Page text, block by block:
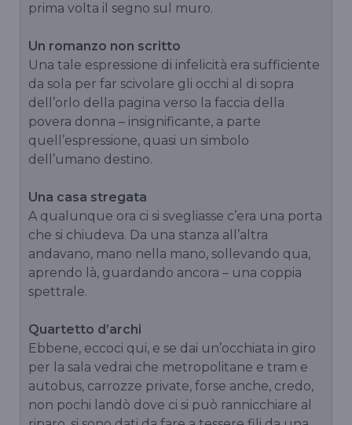
prima volta il segno sul muro.
Un romanzo non scritto
Una tale espressione di infelicità era sufficiente
da sola per far scivolare gli occhi al di sopra
dell’orlo della pagina verso la faccia della
povera donna – insignificante, a parte
quell’espressione, quasi un simbolo
dell’umano destino.
Una casa stregata
A qualunque ora ci si svegliasse c’era una porta
che si chiudeva. Da una stanza all’altra
andavano, mano nella mano, sollevando qua,
aprendo là, guardando ancora – una coppia
spettrale.
Quartetto d’archi
Ebbene, eccoci qui, e se dai un’occhiata in giro
per la sala vedrai che metropolitane e tram e
autobus, carrozze private, forse anche, credo,
non pochi landò dove ci si può rannicchiare al